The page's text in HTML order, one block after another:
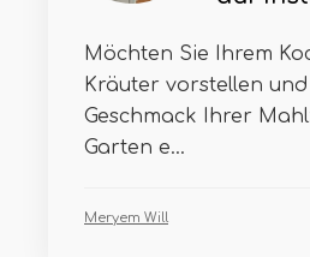
Möchten Sie Ihrem
Kräuter vorstellen
Geschmack Ihrer
Garten e...
Meryem Will